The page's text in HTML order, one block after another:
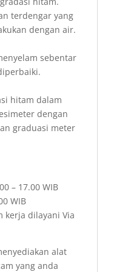
terdengar yang
dengan air.
sebentar
hitam dalam
dengan
graduasi meter
– 17.00 WIB
WIB
kerja dilayani Via
alat
yang anda